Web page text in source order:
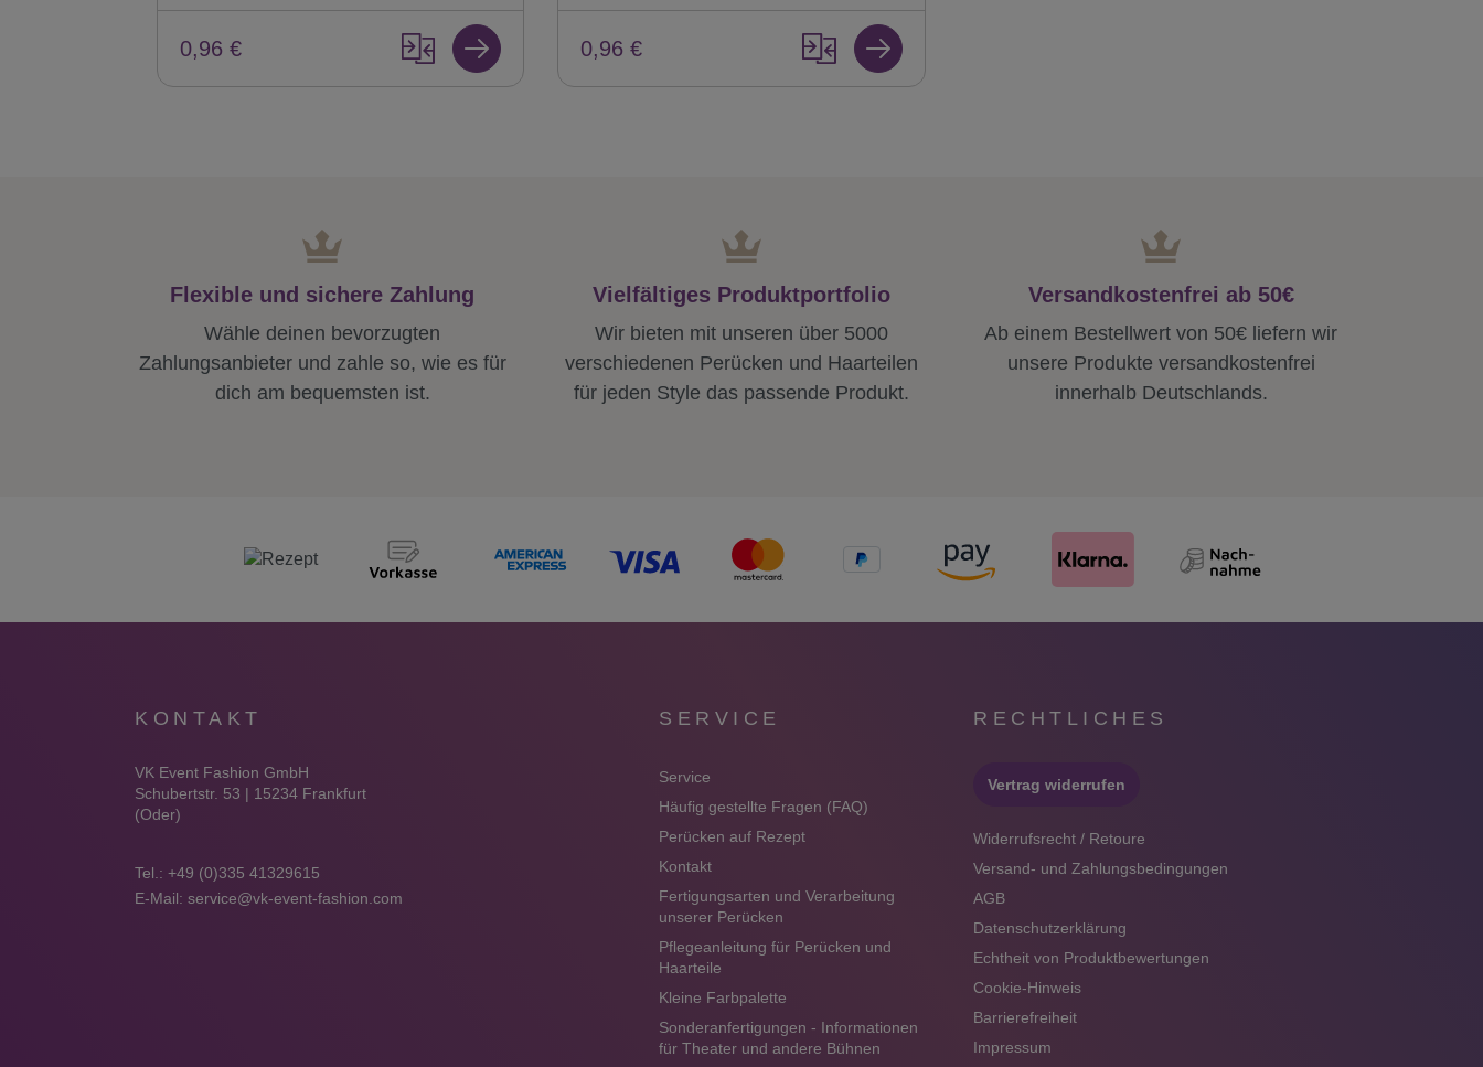
0,96 € 0,96 €
Flexible und sichere Zahlung
Wähle deinen bevorzugten
Zahlungsanbieter und zahle so, wie es für
dich am bequemsten ist.
Vielfältiges Produktportfolio
Wir bieten mit unseren über 5000
verschiedenen Perücken und Haarteilen
für jeden Style das passende Produkt.
Versandkostenfrei ab 50€
Ab einem Bestellwert von 50€ liefern wir
unsere Produkte versandkostenfrei
innerhalb Deutschlands.
KONTAKT
VK Event Fashion GmbH
Schubertstr. 53 | 15234 Frankfurt
(Oder)
Tel.: +49 (0)335 41329615
E-Mail: service@vk-event-fashion.com
SERVICE
Service
Häufig gestellte Fragen (FAQ)
Perücken auf Rezept
Kontakt
Fertigungsarten und Verarbeitung
unserer Perücken
Pflegeanleitung für Perücken und
Haarteile
Kleine Farbpalette
Sonderanfertigungen - Informationen
für Theater und andere Bühnen
RECHTLICHES
Vertrag widerrufen
Widerrufsrecht / Retoure
Versand- und Zahlungsbedingungen
AGB
Datenschutzerklärung
Echtheit von Produktbewertungen
Cookie-Hinweis
Barrierefreiheit
Impressum